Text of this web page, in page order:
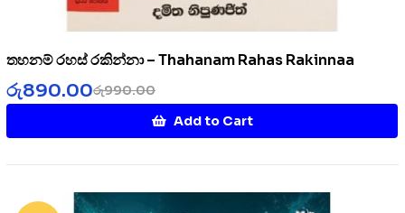
තහනම් රහස් රකින්නා – Thahanam Rahas Rakinnaa
රු990.00
රු890.00
Add to Cart